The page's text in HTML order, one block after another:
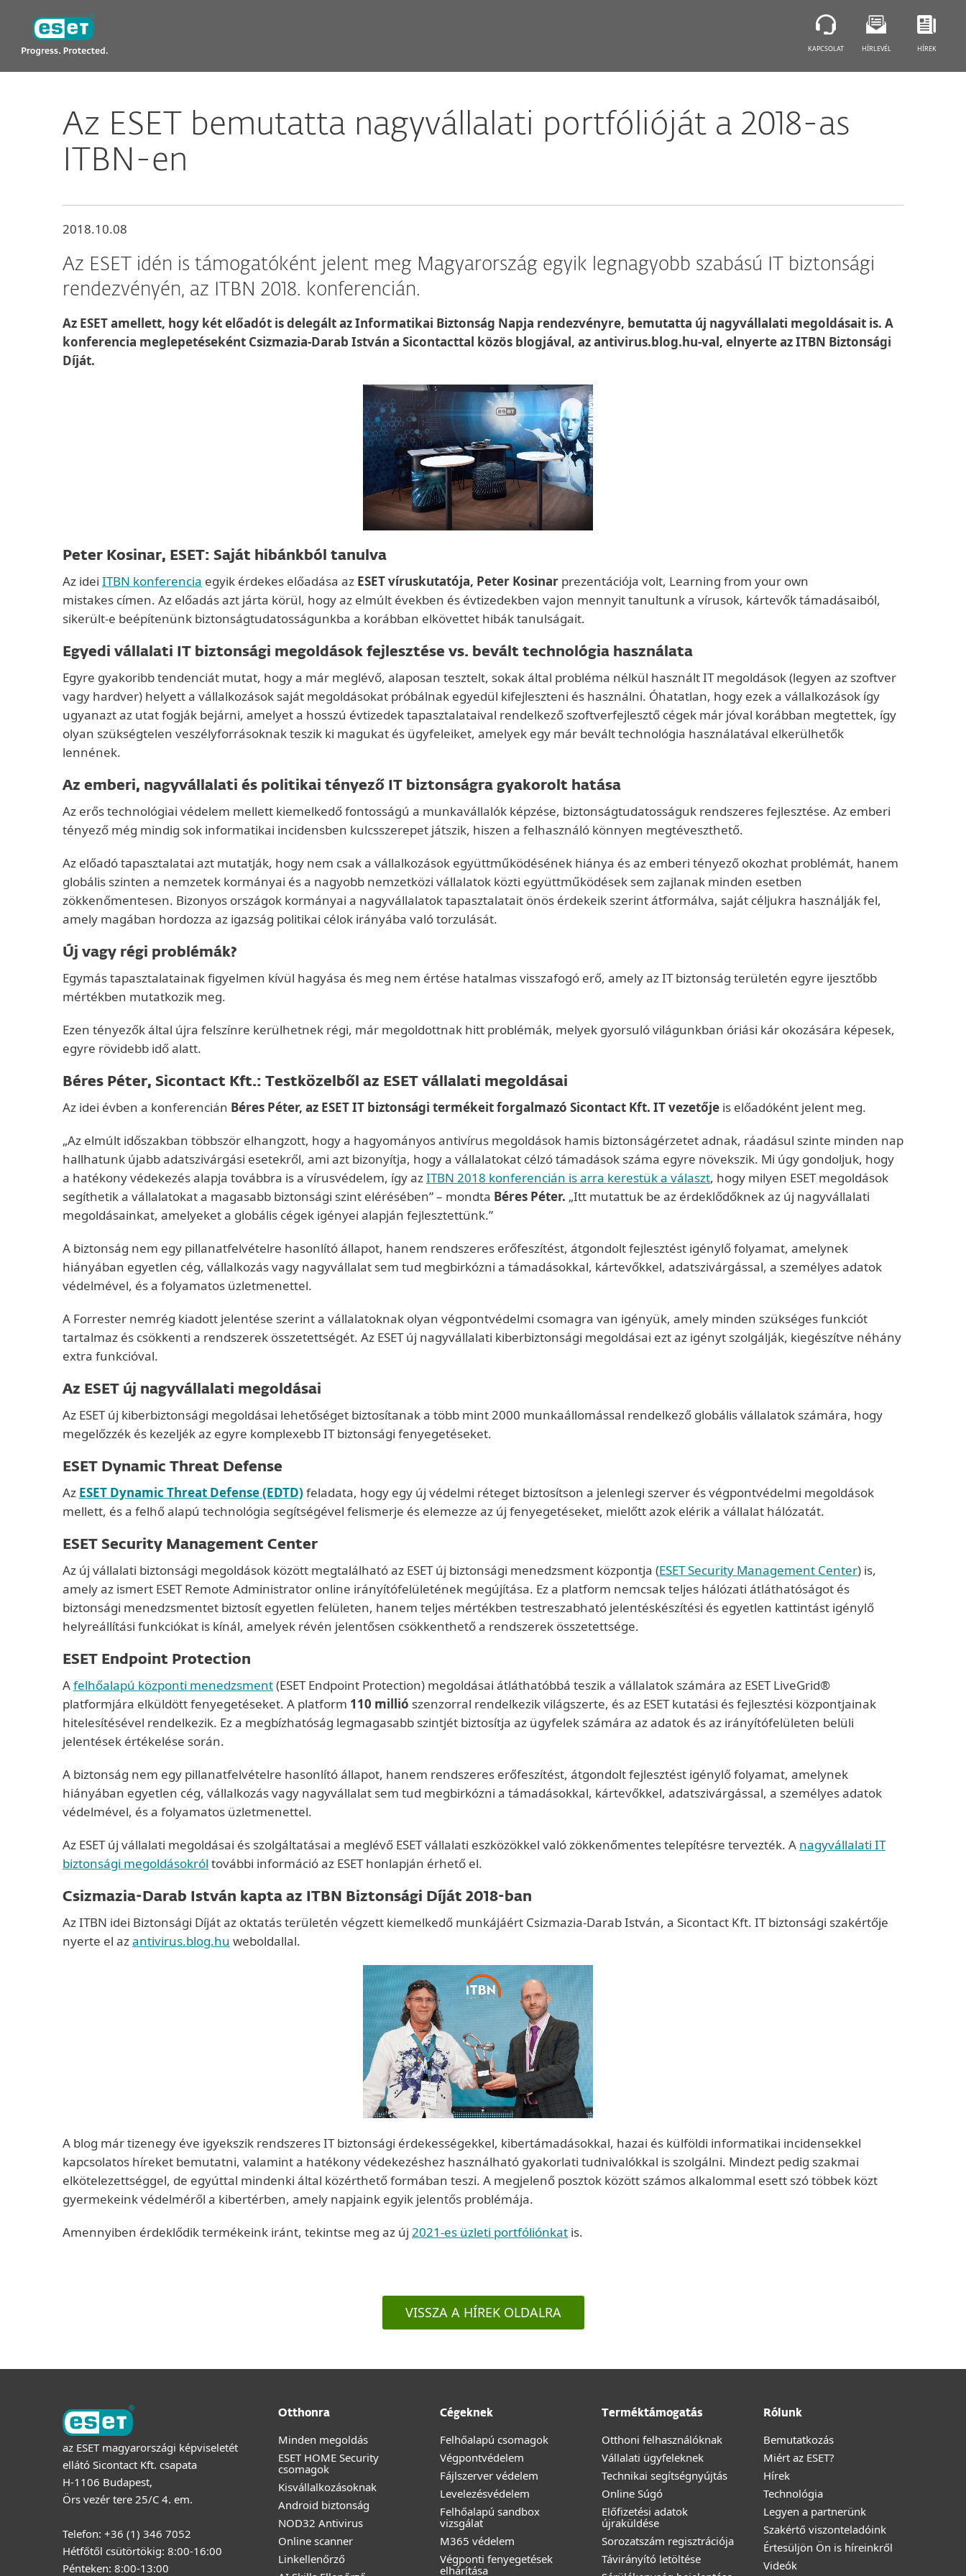
Az ESET bemutatta nagyvállalati portfólióját a 2018-as
ITBN-en
2018.10.08
Az ESET idén is támogatóként jelent meg Magyarország egyik legnagyobb szabású IT biztonsági
rendezvényén, az ITBN 2018. konferencián.
Az ESET amellett, hogy két előadót is delegált az Informatikai Biztonság Napja rendezvényre, bemutatta új nagyvállalati megoldásait is. A
konferencia meglepetéseként Csizmazia-Darab István a Sicontacttal közös blogjával, az antivirus.blog.hu-val, elnyerte az ITBN Biztonsági
Díját.
Peter Kosinar, ESET: Saját hibánkból tanulva
Az idei ITBN konferencia egyik érdekes előadása az ESET víruskutatója, Peter Kosinar prezentációja volt, Learning from your own
mistakes címen. Az előadás azt járta körül, hogy az elmúlt években és évtizedekben vajon mennyit tanultunk a vírusok, kártevők támadásaiból,
sikerült-e beépítenünk biztonságtudatosságunkba a korábban elkövettet hibák tanulságait.
Egyedi vállalati IT biztonsági megoldások fejlesztése vs. bevált technológia használata
Egyre gyakoribb tendenciát mutat, hogy a már meglévő, alaposan tesztelt, sokak által probléma nélkül használt IT megoldások (legyen az szoftver
vagy hardver) helyett a vállalkozások saját megoldásokat próbálnak egyedül kifejleszteni és használni. Óhatatlan, hogy ezek a vállalkozások így
ugyanazt az utat fogják bejárni, amelyet a hosszú évtizedek tapasztalataival rendelkező szoftverfejlesztő cégek már jóval korábban megtettek, így
olyan szükségtelen veszélyforrásoknak teszik ki magukat és ügyfeleiket, amelyek egy már bevált technológia használatával elkerülhetők
lennének.
Az emberi, nagyvállalati és politikai tényező IT biztonságra gyakorolt hatása
Az erős technológiai védelem mellett kiemelkedő fontosságú a munkavállalók képzése, biztonságtudatosságuk rendszeres fejlesztése. Az emberi
tényező még mindig sok informatikai incidensben kulcsszerepet játszik, hiszen a felhasználó könnyen megtéveszthető.
Az előadó tapasztalatai azt mutatják, hogy nem csak a vállalkozások együttműködésének hiánya és az emberi tényező okozhat problémát, hanem
globális szinten a nemzetek kormányai és a nagyobb nemzetközi vállalatok közti együttműködések sem zajlanak minden esetben
zökkenőmentesen. Bizonyos országok kormányai a nagyvállalatok tapasztalatait önös érdekeik szerint átformálva, saját céljukra használják fel,
amely magában hordozza az igazság politikai célok irányába való torzulását.
Új vagy régi problémák?
Egymás tapasztalatainak figyelmen kívül hagyása és meg nem értése hatalmas visszafogó erő, amely az IT biztonság területén egyre ijesztőbb
mértékben mutatkozik meg.
Ezen tényezők által újra felszínre kerülhetnek régi, már megoldottnak hitt problémák, melyek gyorsuló világunkban óriási kár okozására képesek,
egyre rövidebb idő alatt.
Béres Péter, Sicontact Kft.: Testközelből az ESET vállalati megoldásai
Az idei évben a konferencián Béres Péter, az ESET IT biztonsági termékeit forgalmazó Sicontact Kft. IT vezetője is előadóként jelent meg.
„Az elmúlt időszakban többször elhangzott, hogy a hagyományos antivírus megoldások hamis biztonságérzetet adnak, ráadásul szinte minden nap
hallhatunk újabb adatszivárgási esetekről, ami azt bizonyítja, hogy a vállalatokat célzó támadások száma egyre növekszik. Mi úgy gondoljuk, hogy
a hatékony védekezés alapja továbbra is a vírusvédelem, így azITBN 2018 konferencián is arra kerestük a választ, hogy milyen ESET megoldások
segíthetik a vállalatokat a magasabb biztonsági szint elérésében” – mondta Béres Péter. „Itt mutattuk be az érdeklődőknek az új nagyvállalati
megoldásainkat, amelyeket a globális cégek igényei alapján fejlesztettünk.”
A biztonság nem egy pillanatfelvételre hasonlító állapot, hanem rendszeres erőfeszítést, átgondolt fejlesztést igénylő folyamat, amelynek
hiányában egyetlen cég, vállalkozás vagy nagyvállalat sem tud megbirkózni a támadásokkal, kártevőkkel, adatszivárgással, a személyes adatok
védelmével, és a folyamatos üzletmenettel.
A Forrester nemrég kiadott jelentése szerint a vállalatoknak olyan végpontvédelmi csomagra van igényük, amely minden szükséges funkciót
tartalmaz és csökkenti a rendszerek összetettségét. Az ESET új nagyvállalati kiberbiztonsági megoldásai ezt az igényt szolgálják, kiegészítve néhány
extra funkcióval.
Az ESET új nagyvállalati megoldásai
Az ESET új kiberbiztonsági megoldásai lehetőséget biztosítanak a több mint 2000 munkaállomással rendelkező globális vállalatok számára, hogy
megelőzzék és kezeljék az egyre komplexebb IT biztonsági fenyegetéseket.
ESET Dynamic Threat Defense
Az ESET Dynamic Threat Defense (EDTD) feladata, hogy egy új védelmi réteget biztosítson a jelenlegi szerver és végpontvédelmi megoldások
mellett, és a felhő alapú technológia segítségével felismerje és elemezze az új fenyegetéseket, mielőtt azok elérik a vállalat hálózatát.
ESET Security Management Center
Az új vállalati biztonsági megoldások között megtalálható az ESET új biztonsági menedzsment központja (ESET Security Management Center) is,
amely az ismert ESET Remote Administrator online irányítófelületének megújítása. Ez a platform nemcsak teljes hálózati átláthatóságot és
biztonsági menedzsmentet biztosít egyetlen felületen, hanem teljes mértékben testreszabható jelentéskészítési és egyetlen kattintást igénylő
helyreállítási funkciókat is kínál, amelyek révén jelentősen csökkenthető a rendszerek összetettsége.
ESET Endpoint Protection
Afelhőalapú központi menedzsment(ESET Endpoint Protection) megoldásai átláthatóbbá teszik a vállalatok számára az ESET LiveGrid®
platformjára elküldött fenyegetéseket. A platform 110 millió szenzorral rendelkezik világszerte, és az ESET kutatási és fejlesztési központjainak
hitelesítésével rendelkezik. Ez a megbízhatóság legmagasabb szintjét biztosítja az ügyfelek számára az adatok és az irányítófelületen belüli
jelentések értékelése során.
A biztonság nem egy pillanatfelvételre hasonlító állapot, hanem rendszeres erőfeszítést, átgondolt fejlesztést igénylő folyamat, amelynek
hiányában egyetlen cég, vállalkozás vagy nagyvállalat sem tud megbirkózni a támadásokkal, kártevőkkel, adatszivárgással, a személyes adatok
védelmével, és a folyamatos üzletmenettel.
Az ESET új vállalati megoldásai és szolgáltatásai a meglévő ESET vállalati eszközökkel való zökkenőmentes telepítésre tervezték. A nagyvállalati IT
biztonsági megoldásokról további információ az ESET honlapján érhető el.
Csizmazia-Darab István kapta az ITBN Biztonsági Díját 2018-ban
Az ITBN idei Biztonsági Díját az oktatás területén végzett kiemelkedő munkájáért Csizmazia-Darab István, a Sicontact Kft. IT biztonsági szakértője
nyerte el azantivirus.blog.hu weboldallal.
A blog már tizenegy éve igyekszik rendszeres IT biztonsági érdekességekkel, kibertámadásokkal, hazai és külföldi informatikai incidensekkel
kapcsolatos híreket bemutatni, valamint a hatékony védekezéshez használható gyakorlati tudnivalókkal is szolgálni. Mindezt pedig szakmai
elkötelezettséggel, de egyúttal mindenki által közérthető formában teszi. A megjelenő posztok között számos alkalommal esett szó többek közt
gyermekeink védelméről a kibertérben, amely napjaink egyik jelentős problémája.
Amennyiben érdeklődik termékeink iránt, tekintse meg az új 2021-es üzleti portfóliónkat is.
VISSZA A HÍREK OLDALRA
ESET
KAPCSOLAT HÍRLEVÉL HÍREK
az ESET magyarországi képviseletét
ellátó Sicontact Kft. csapata
H-1106 Budapest,
Örs vezér tere 25/C 4. em.
Telefon: +36 (1) 346 7052
Hétfőtől csütörtökig: 8:00-16:00
Pénteken: 8:00-13:00
Otthonra
Minden megoldás
ESET HOME Security
csomagok
Kisvállalkozásoknak
Android biztonság
NOD32 Antivirus
Online scanner
Linkellenőrző
Cégeknek
Felhőalapú csomagok
Végpontvédelem
Fájlszerver védelem
Levelezésvédelem
Felhőalapú sandbox
vizsgálat
M365 védelem
Végponti fenyegetések
elhárítása
Terméktámogatás
Otthoni felhasználóknak
Vállalati ügyfeleknek
Technikai segítségnyújtás
Online Súgó
Előfizetési adatok
újraküldése
Sorozatszám regisztrációja
Távirányító letöltése
Rólunk
Bemutatkozás
Miért az ESET?
Hírek
Technológia
Legyen a partnerünk
Szakértő viszonteladóink
Értesüljön Ön is híreinkről
Videók